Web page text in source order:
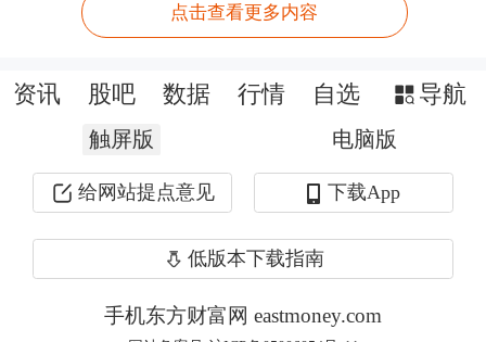
点击查看更多内容
资讯 股吧 数据 行情 自选 导航
触屏版 电脑版
给网站提点意见 下载App
低版本下载指南
手机东方财富网 eastmoney.com